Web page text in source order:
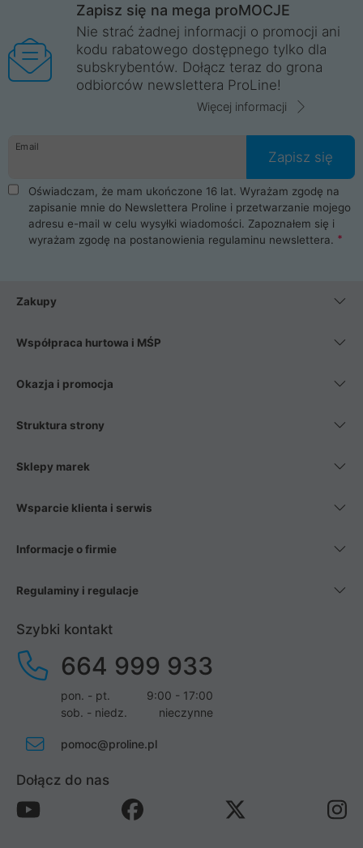
Wrocław, Poznań, Legnica, Katowice, Gliwice, Kalisz, Bytom,
Trzebnica, Opole. Szybka i profesjonalna obsługa!
ProLine to polska firma ze 100% polskim kapitałem. Działamy
legalnie i płacimy podatki w naszym kraju! Posiadamy siedzibę
główną w Mirkowie oraz salony na terenie kraju. Cała
komunikacja ze sklepem komputerowym ProLine jest
danych osobowych. Dlatego zakup notebooka albo laptopa w
ProLine to czysta przyjemność i pełne bezpieczeństwo.
Zaopatrzysz się u nas w akcesoria i części komputerowe
takie jak procesory, karty graficzne, płyty główne, pamięci,
dyski SSD, M.2 oraz HDD. Nasi pracownicy pomogą Ci wybrać
najlepszy zasilacz komputerowy oraz obudowę do komputera.
Poza komputerami mamy również najlepsze na rynku
Smartfony takich producentów jak Xiaomi, Apple, Samsung i
wentylatory. Na koniec mając już to wszystko, możesz
Zapisz się na mega proMOCJE
Nie strać żadnej informacji o promocji ani
kodu rabatowego dostępnego tylko dla
subskrybentów. Dołącz teraz do grona
odbiorców newslettera ProLine!
Więcej informacji
Email
Zapisz się
Oświadczam, że mam ukończone 16 lat. Wyrażam zgodę na
zapisanie mnie do Newslettera Proline i przetwarzanie mojego
adresu e-mail w celu wysyłki wiadomości. Zapoznałem się i
wyrażam zgodę na postanowienia regulaminu newslettera.
Zakupy
Współpraca hurtowa i MŚP
Okazja i promocja
Struktura strony
Sklepy marek
Wsparcie klienta i serwis
Informacje o firmie
Regulaminy i regulacje
Szybki kontakt
664 999 933
pon. - pt.
9:00 - 17:00
sob. - niedz.
nieczynne
pomoc@proline.pl
Dołącz do nas